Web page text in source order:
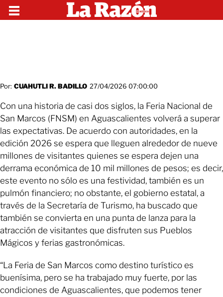
Por: CUAHUTLI R. BADILLO 27/04/2026 07:00:00
Con una historia de casi dos siglos, la Feria Nacional de
San Marcos (FNSM) en Aguascalientes volverá a superar
las expectativas. De acuerdo con autoridades, en la
edición 2026 se espera que lleguen alrededor de nueve
millones de visitantes quienes se espera dejen una
derrama económica de 10 mil millones de pesos; es decir,
este evento no sólo es una festividad, también es un
pulmón financiero; no obstante, el gobierno estatal, a
través de la Secretaría de Turismo, ha buscado que
también se convierta en una punta de lanza para la
atracción de visitantes que disfruten sus Pueblos
Mágicos y ferias gastronómicas.
“La Feria de San Marcos como destino turístico es
buenísima, pero se ha trabajado muy fuerte, por las
condiciones de Aguascalientes, que podemos tener